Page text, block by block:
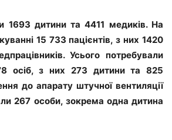
1693 дитини та 4411 медиків. На
15 733 пацієнтів, з них 1420
Усього потребували
осіб, з них 273 дитини та 825
до апарату штучної вентиляції
267 особи, зокрема одна дитина